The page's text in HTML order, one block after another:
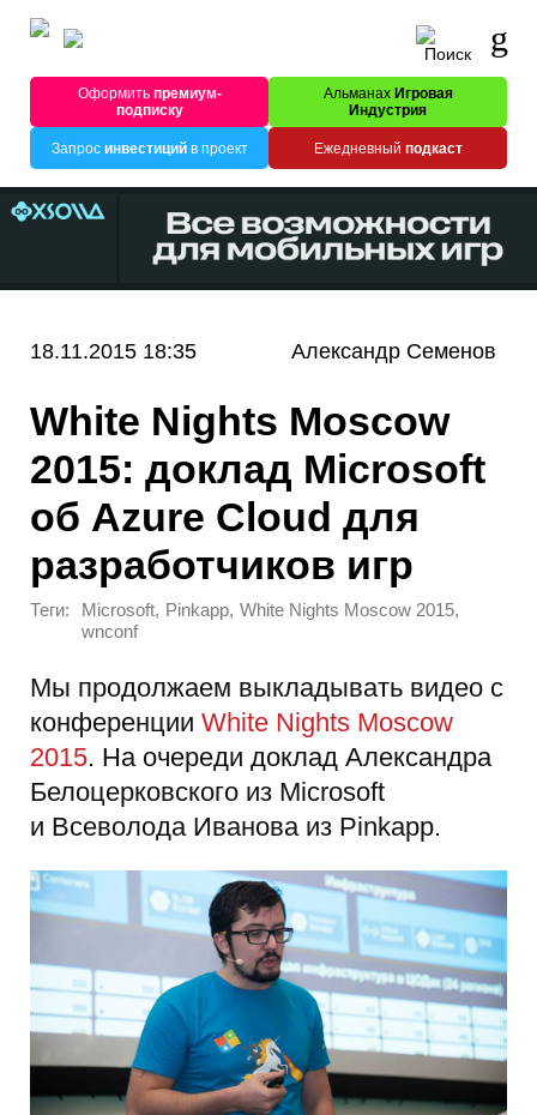
Оформитьпремиум-
подписку
Альманах Игровая
Индустрия
Запрос инвестицийв проект Ежедневный подкаст
18.11.2015 18:35 Александр Семенов
White Nights Moscow
2015: доклад Microsoft
об Azure Cloud для
разработчиков игр
Теги: Microsoft, Pinkapp, White Nights Moscow 2015,
wnconf
Мы продолжаем выкладывать видео с
конференции White Nights Moscow
2015. На очереди доклад Александра
Белоцерковского из Microsoft
и Всеволода Иванова из Pinkapp.